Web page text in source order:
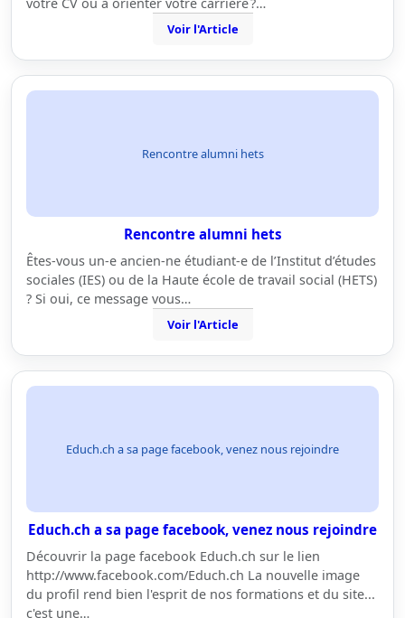
Voir l'Article
Rencontre alumni hets
Rencontre alumni hets
Êtes-vous un-e ancien-ne étudiant-e de l’Institut d’études
sociales (IES) ou de la Haute école de travail social (HETS)
? Si oui, ce message vous…
Voir l'Article
Educh.ch a sa page facebook, venez nous rejoindre
Educh.ch a sa page facebook, venez nous rejoindre
Découvrir la page facebook Educh.ch sur le lien
http://www.facebook.com/Educh.ch La nouvelle image
du profil rend bien l'esprit de nos formations et du site...
c'est une…